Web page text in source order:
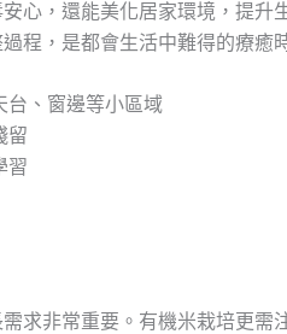
心，還能美化居家環境，提升
程，是都會生活中難得的療癒
台、窗邊等小區域
留
習
求非常重要。有機米栽培更需